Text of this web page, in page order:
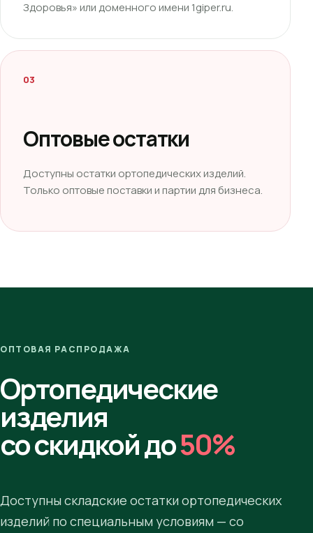
Здоровья» или доменного имени 1giper.ru.
03
Оптовые остатки
Доступны остатки ортопедических изделий.
Только оптовые поставки и партии для бизнеса.
ОПТОВАЯ РАСПРОДАЖА
Ортопедические
изделия
со скидкой до50%
Доступны складские остатки ортопедических
изделий по специальным условиям — со